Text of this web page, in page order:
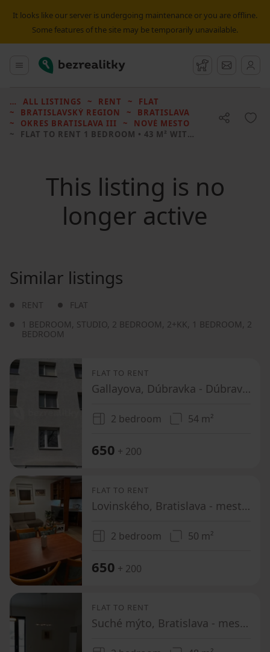
It looks like our server is undergoing maintenance or you are offline.
Some features of the site may be temporarily unavailable.
Main menu
Bezrealitky Watchdog
ALL LISTINGS RENT
FLAT
BRATISLAVSKÝ REGION
BRATISLAVA
OKRES BRATISLAVA III
NOVÉ MESTO
FLAT TO RENT 1 BEDROOM • 43 M² WITHOUT REAL ESTATE
This listing is no
longer active
Similar listings
RENT
FLAT
1 BEDROOM, STUDIO, 2 BEDROOM, 2+KK, 1 BEDROOM, 2
BEDROOM
FLAT TO RENT
Gallayova, Dúbravka - Dúbravka, Bratislavský Region
2 bedroom 54 m²
650 + 200
FLAT TO RENT
Lovinského, Bratislava - mestská časť Staré Mesto - Oblasť Patrónka, Bratislavský Region
2 bedroom 50 m²
650 + 200
FLAT TO RENT
Suché mýto, Bratislava - mestská časť Staré Mesto - Oblasť Obchodná, Bratislavský Region